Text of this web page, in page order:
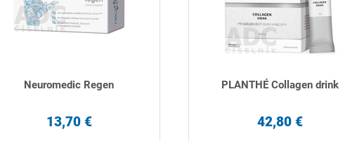
Neuromedic Regen
13,70 €
PLANTHÉ Collagen drink
42,80 €